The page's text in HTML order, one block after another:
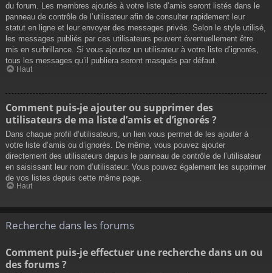
du forum. Les membres ajoutés à votre liste d’amis seront listés dans le
panneau de contrôle de l’utilisateur afin de consulter rapidement leur
statut en ligne et leur envoyer des messages privés. Selon le style utilisé,
les messages publiés par ces utilisateurs peuvent éventuellement être
mis en surbrillance. Si vous ajoutez un utilisateur à votre liste d’ignorés,
tous les messages qu’il publiera seront masqués par défaut.
Haut
Comment puis-je ajouter ou supprimer des
utilisateurs de ma liste d’amis et d’ignorés ?
Dans chaque profil d’utilisateurs, un lien vous permet de les ajouter à
votre liste d’amis ou d’ignorés. De même, vous pouvez ajouter
directement des utilisateurs depuis le panneau de contrôle de l’utilisateur
en saisissant leur nom d’utilisateur. Vous pouvez également les supprimer
de vos listes depuis cette même page.
Haut
Recherche dans les forums
Comment puis-je effectuer une recherche dans un ou
des forums ?